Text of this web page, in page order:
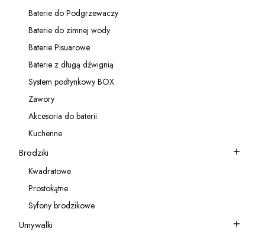
Kategoria - Baterie do Podgrzewaczy
Baterie do Podgrzewaczy
Kategoria - Baterie do zimnej wody
Baterie do zimnej wody
Kategoria - Baterie Pisuarowe
Baterie Pisuarowe
Kategoria - Baterie z długą dźwignią
Baterie z długą dźwignią
Kategoria - System podtynkowy BOX
System podtynkowy BOX
Kategoria - Zawory
Zawory
Kategoria - Akcesoria do baterii
Akcesoria do baterii
Kategoria - Kuchenne
Kuchenne
Kategoria - Brodziki
Brodziki
Kategoria - Kwadratowe
Kwadratowe
Kategoria - Prostokątne
Prostokątne
Kategoria - Syfony brodzikowe
Syfony brodzikowe
Kategoria - Umywalki
Umywalki